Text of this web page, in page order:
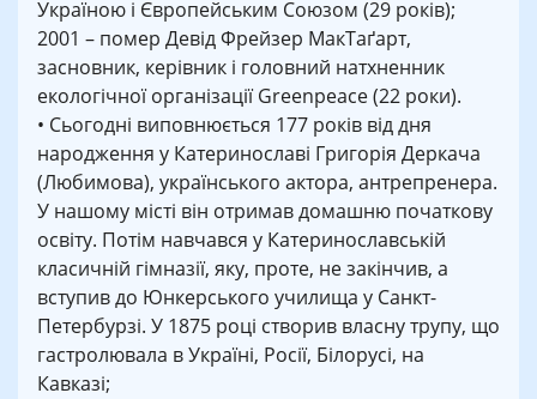
Україною і Європейським Союзом (29 років);
2001 – помер Девід Фрейзер МакТаґарт,
засновник, керівник і головний натхненник
екологічної організації Greenpeace (22 роки).
• Сьогодні виповнюється 177 років від дня
народження у Катеринославі Григорія Деркача
(Любимова), українського актора, антрепренера.
У нашому місті він отримав домашню початкову
освіту. Потім навчався у Катеринославській
класичній гімназії, яку, проте, не закінчив, а
вступив до Юнкерського училища у Санкт-
Петербурзі. У 1875 році створив власну трупу, що
гастролювала в Україні, Росії, Білорусі, на
Кавказі;